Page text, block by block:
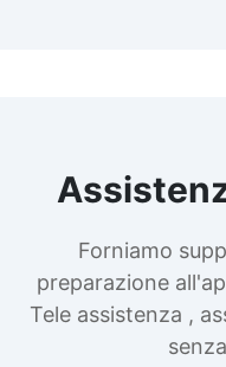
Forniamo
preparazione
Tele assistenza ,